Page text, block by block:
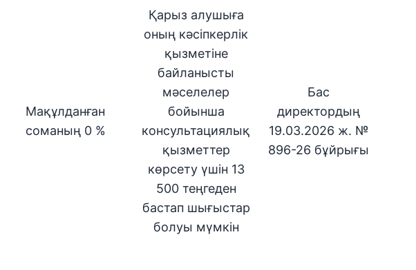
Мақұлданған
соманың 0 %
Қарыз алушыға
оның кәсіпкерлік
қызметіне
байланысты
мәселелер
бойынша
консультациялық
қызметтер
көрсету үшін 13
500 теңгеден
бастап шығыстар
болуы мүмкін
Бас
директордың
19.03.2026 ж. №
896-26 бұйрығы